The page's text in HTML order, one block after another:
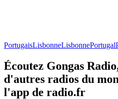
PortugaisLisbonneLisbonnePortugal
Écoutez Gongas
d'autres radios du
l'app de radio.fr